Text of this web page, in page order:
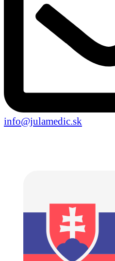
info@julamedic.sk